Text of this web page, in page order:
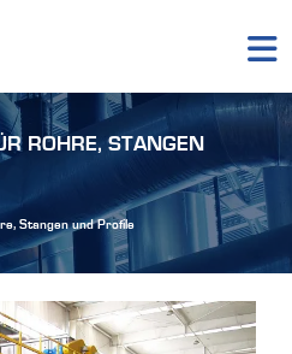
ROHRE, STANGEN
Stangen und Profile